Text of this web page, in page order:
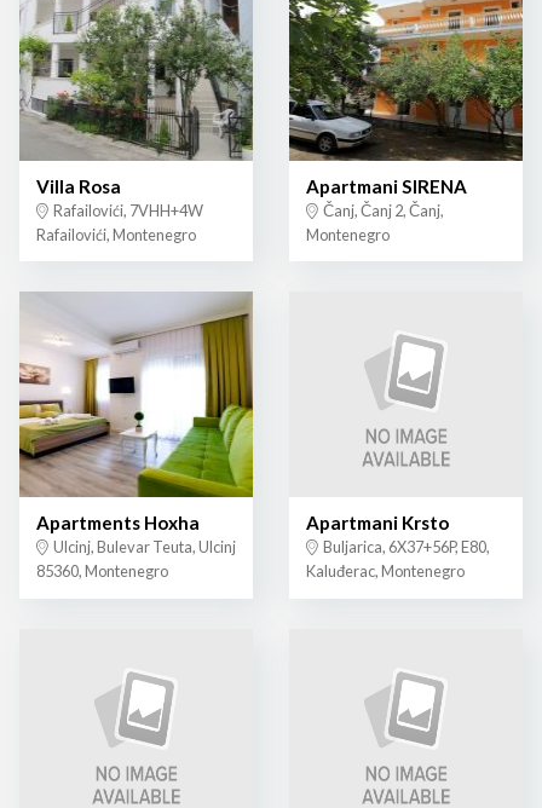
Villa Rosa
Rafailovići, 7VHH+4W
Rafailovići, Montenegro
Apartmani SIRENA
Čanj, Čanj 2, Čanj,
Montenegro
Apartments Hoxha
Ulcinj, Bulevar Teuta, Ulcinj
85360, Montenegro
Apartmani Krsto
Buljarica, 6X37+56P, E80,
Kaluđerac, Montenegro